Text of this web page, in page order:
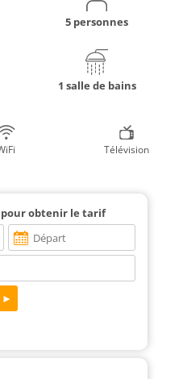
5 personnes
1 salle de bains
Télévision
pour obtenir le tarif